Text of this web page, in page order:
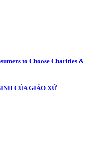
to Choose Charities &
CỦA GIÁO XỨ